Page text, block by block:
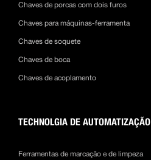
Chaves de porcas com dois furos
Chaves para máquinas-ferramenta
Chaves de soquete
Chaves de boca
Chaves de acoplamento
TECHNOLGIA DE AUTOMATIZAÇÃO
Ferramentas de marcação e de limpeza